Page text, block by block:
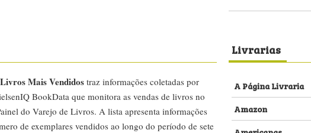
Mais Vendidos traz informações coletadas por
BookData que monitora as vendas de livros no
do Varejo de Livros. A lista apresenta informações
de exemplares vendidos ao longo do período de sete
Livrarias
A Página Livraria
Amazon